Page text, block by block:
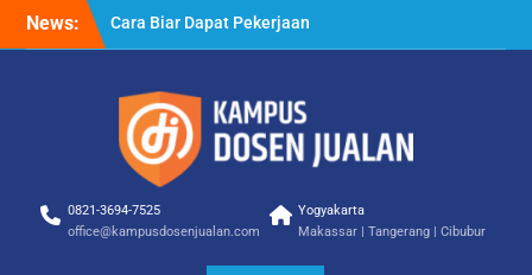
News:
Cara Biar Dapat Pekerjaan
– Panduan Lengkap untuk
Cara Dapat Pekerjaan –
Langkah Praktis untuk
Memperbesar Peluang
Kerja
– Tips Praktis yang Bisa
0821-3694-7525
office@kampusdosenjualan.com
Yogyakarta
Makassar | Tangerang | Cibubur